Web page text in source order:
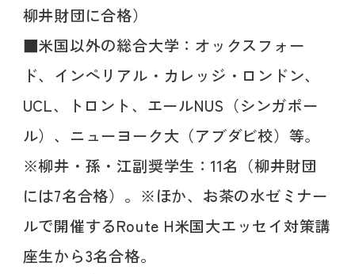
柳井財団に合格）
■米国以外の総合大学：オックスフォー
ド、インペリアル・カレッジ・ロンドン、
UCL、トロント、エールNUS（シンガポー
ル）、ニューヨーク大（アブダビ校）等。
※柳井・孫・江副奨学生：11名（柳井財団
には7名合格）。※ほか、お茶の水ゼミナー
ルで開催するRoute H米国大エッセイ対策講
座生から3名合格。